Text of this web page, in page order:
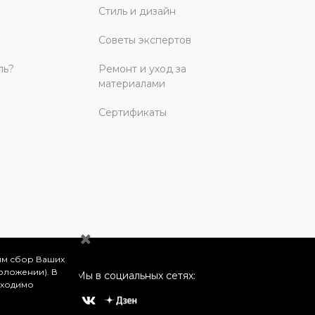
Стиль и дизайн
Советы экспертов
Ремонт и уход за
материалами
Сертификаты
Мы в социальных сетях:
сбор Ваших
В